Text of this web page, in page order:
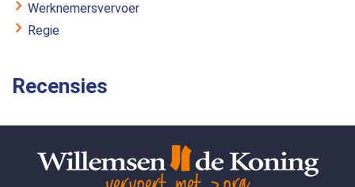
Werknemersvervoer
Regie
Recensies